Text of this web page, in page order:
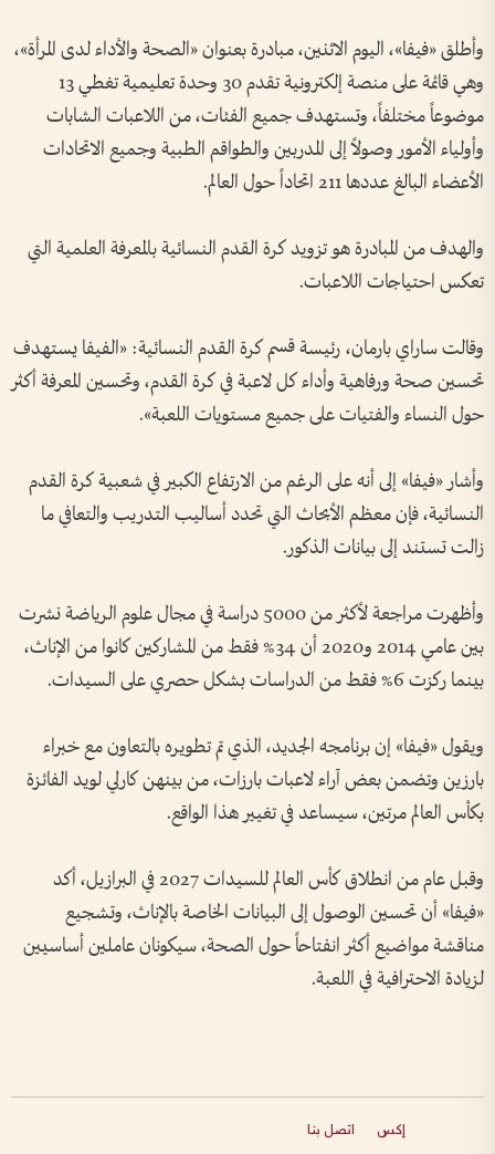
وأطلق «فيفا»، اليوم الاثنين، مبادرة بعنوان «الصحة والأداء لدى المرأة»،
وهي قائمة على منصة إلكترونية تقدم 30 وحدة تعليمية تغطي 13
موضوعاً مختلفاً، وتستهدف جميع الفئات، من اللاعبات الشابات
وأولياء الأمور وصولاً إلى المدربين والطواقم الطبية وجميع الاتحادات
الأعضاء البالغ عددها 211 اتحاداً حول العالم.
والهدف من المبادرة هو تزويد كرة القدم النسائية بالمعرفة العلمية التي
تعكس احتياجات اللاعبات.
وقالت ساراي بارمان، رئيسة قسم كرة القدم النسائية: «الفيفا يستهدف
تحسين صحة ورفاهية وأداء كل لاعبة في كرة القدم، وتحسين المعرفة أكثر
حول النساء والفتيات على جميع مستويات اللعبة».
وأشار «فيفا» إلى أنه على الرغم من الارتفاع الكبير في شعبية كرة القدم
النسائية، فإن معظم الأبحاث التي تحدد أساليب التدريب والتعافي ما
زالت تستند إلى بيانات الذكور.
وأظهرت مراجعة لأكثر من 5000 دراسة في مجال علوم الرياضة نشرت
بين عامي 2014 و2020 أن 34% فقط من المشاركين كانوا من الإناث،
بينما ركزت 6% فقط من الدراسات بشكل حصري على السيدات.
ويقول «فيفا» إن برنامجه الجديد، الذي تم تطويره بالتعاون مع خبراء
بارزين وتضمن بعض آراء لاعبات بارزات، من بينهن كارلي لويد الفائزة
بكأس العالم مرتين، سيساعد في تغيير هذا الواقع.
وقبل عام من انطلاق كأس العالم للسيدات 2027 في البرازيل، أكد
«فيفا» أن تحسين الوصول إلى البيانات الخاصة بالإناث، وتشجيع
مناقشة مواضيع أكثر انفتاحاً حول الصحة، سيكونان عاملين أساسيين
لزيادة الاحترافية في اللعبة.
إكس
اتصل بنا